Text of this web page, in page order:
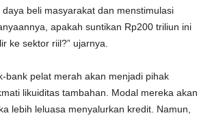
beli masyarakat dan menstimulasi
apakah suntikan Rp200 triliun ini
ke sektor riil?” ujarnya.
bank pelat merah akan menjadi pihak
likuiditas tambahan. Modal mereka akan
lebih leluasa menyalurkan kredit. Namun,